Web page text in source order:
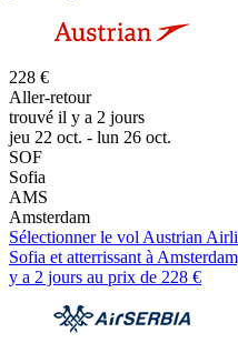
228 €
Aller-retour
trouvé il y a 2 jours
jeu 22 oct. - lun 26 oct.
SOF
Sofia
AMS
Amsterdam
Sélectionner le vol Austrian
Sofia et atterrissant à
y a 2 jours au prix de 228 €